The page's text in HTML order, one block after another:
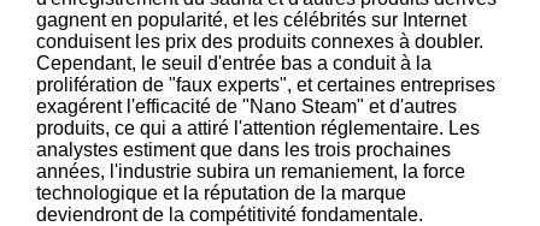
gagnent en popularité, et les célébrités sur Internet
conduisent les prix des produits connexes à doubler.
Cependant, le seuil d'entrée bas a conduit à la
prolifération de "faux experts", et certaines entreprises
exagérent l'efficacité de "Nano Steam" et d'autres
produits, ce qui a attiré l'attention réglementaire. Les
analystes estiment que dans les trois prochaines
années, l'industrie subira un remaniement, la force
technologique et la réputation de la marque
deviendront de la compétitivité fondamentale.